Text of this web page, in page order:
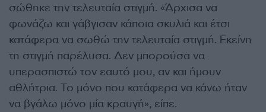
σώθηκε την τελευταία στιγμή. «Άρχισα να
φωνάζω και γάβγισαν κάποια σκυλιά και έτσι
κατάφερα να σωθώ την τελευταία στιγμή. Εκείνη
τη στιγμή παρέλυσα. Δεν μπορούσα να
υπερασπιστώ τον εαυτό μου, αν και ήμουν
αθλήτρια. Το μόνο που κατάφερα να κάνω ήταν
να βγάλω μόνο μία κραυγή», είπε.